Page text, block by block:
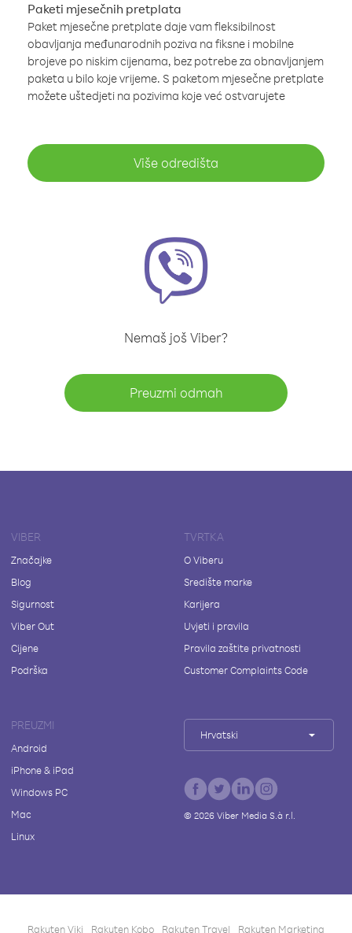
Paketi mjesečnih pretplata
Paket mjesečne pretplate daje vam fleksibilnost
obavljanja međunarodnih poziva na fiksne i mobilne
brojeve po niskim cijenama, bez potrebe za obnavljanjem
paketa u bilo koje vrijeme. S paketom mjesečne pretplate
možete uštedjeti na pozivima koje već ostvarujete
Više odredišta
Nemaš još Viber?
Preuzmi odmah
VIBER
Značajke
Blog
Sigurnost
Viber Out
Cijene
Podrška
TVRTKA
O Viberu
Središte marke
Karijera
Uvjeti i pravila
Pravila zaštite privatnosti
Customer Complaints Code
PREUZMI
Android
iPhone & iPad
Windows PC
Mac
Linux
Hrvatski
© 2026Viber Media S.à r.l.
Rakuten Viki Rakuten Kobo Rakuten Travel Rakuten Marketing